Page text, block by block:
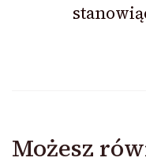
Możesz